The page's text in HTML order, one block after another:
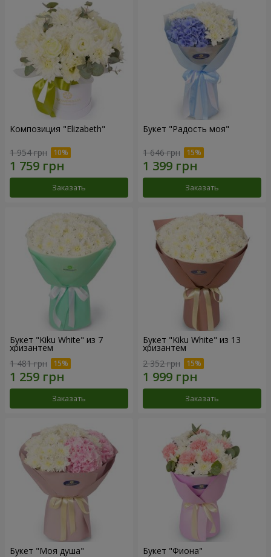
Композиция "Elizabeth"
1 954 грн
Заказать
Букет "Радость моя"
1 646 грн
Заказать
Букет "Kiku White" из 7
хризантем
1 481 грн
Заказать
Букет "Kiku White" из 13
хризантем
2 352 грн
Заказать
Букет "Моя душа" Букет "Фиона"